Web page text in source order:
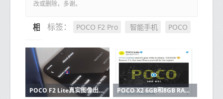
改或删除，多谢。
标签： POCO F2 Pro 智能手机 POCO
相关推荐
POCO F2 Lite真实图像出现露珠缺口 POCO X2 6GB和8GB RAM变体在发布前在Geekbench上列出